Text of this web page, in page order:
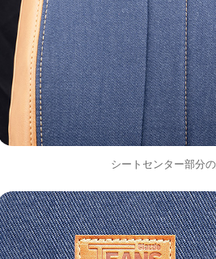
シートセンター部分